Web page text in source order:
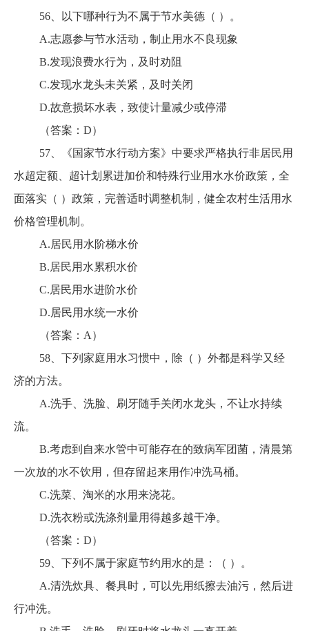
56、以下哪种行为不属于节水美德（ ）。
A.志愿参与节水活动，制止用水不良现象
B.发现浪费水行为，及时劝阻
C.发现水龙头未关紧，及时关闭
D.故意损坏水表，致使计量减少或停滞
（答案：D）
57、《国家节水行动方案》中要求严格执行非居民用
水超定额、超计划累进加价和特殊行业用水水价政策，全
面落实（ ）政策，完善适时调整机制，健全农村生活用水
价格管理机制。
A.居民用水阶梯水价
B.居民用水累积水价
C.居民用水进阶水价
D.居民用水统一水价
（答案：A）
58、下列家庭用水习惯中，除（ ）外都是科学又经
济的方法。
A.洗手、洗脸、刷牙随手关闭水龙头，不让水持续
流。
B.考虑到自来水管中可能存在的致病军团菌，清晨第
一次放的水不饮用，但存留起来用作冲洗马桶。
C.洗菜、淘米的水用来浇花。
D.洗衣粉或洗涤剂量用得越多越干净。
（答案：D）
59、下列不属于家庭节约用水的是：（ ）。
A.清洗炊具、餐具时，可以先用纸擦去油污，然后进
行冲洗。